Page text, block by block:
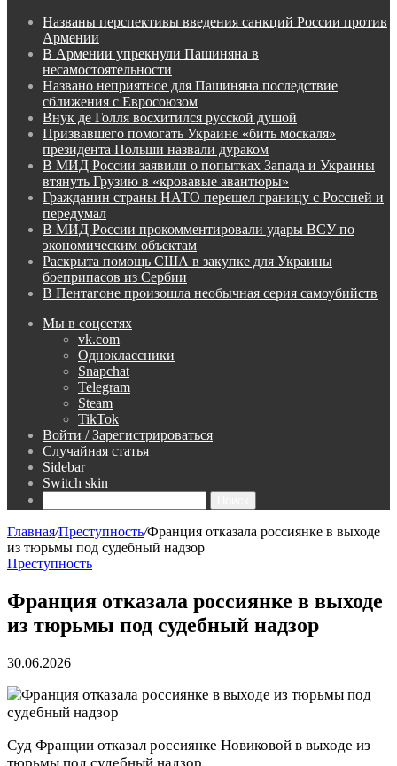
Названы перспективы введения санкций России против
Армении
В Армении упрекнули Пашиняна в
несамостоятельности
Названо неприятное для Пашиняна последствие
сближения с Евросоюзом
Внук де Голля восхитился русской душой
Призвавшего помогать Украине «бить москаля»
президента Польши назвали дураком
В МИД России заявили о попытках Запада и Украины
втянуть Грузию в «кровавые авантюры»
Гражданин страны НАТО перешел границу с Россией и
передумал
В МИД России прокомментировали удары ВСУ по
экономическим объектам
Раскрыта помощь США в закупке для Украины
боеприпасов из Сербии
В Пентагоне произошла необычная серия самоубийств
Мы в соцсетях
vk.com
Одноклассники
Snapchat
Telegram
Steam
TikTok
Войти / Зарегистрироваться
Случайная статья
Sidebar
Switch skin
Главная/Преступность/Франция отказала россиянке в выходе
из тюрьмы под судебный надзор
Преступность
Франция отказала россиянке в выходе
из тюрьмы под судебный надзор
30.06.2026
Суд Франции отказал россиянке Новиковой в выходе из